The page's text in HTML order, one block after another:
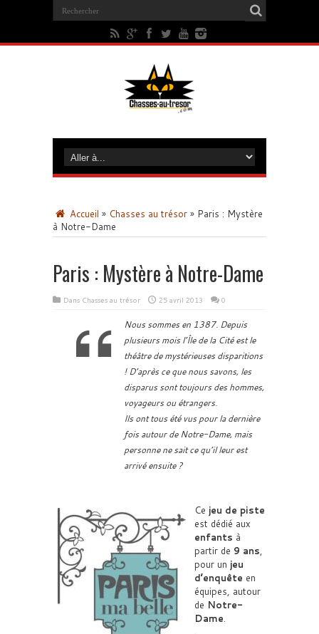
Accueil » Chasses au trésor » Paris : Mystère
à Notre-Dame
Paris : Mystère à Notre-Dame
Dans Chasses au trésor 25 avril 2013 0
Nous sommes en 1387. Depuis
plusieurs mois l’Île de la Cité est le
théâtre de mystérieuses disparitions
! D’après ce que nous savons, les
disparus sont toujours des hommes,
voyageurs ou étrangers.
Ils ont tous été vus pour la dernière
fois autour de Notre-Dame, mais
personne ne sait ce qu’il leur est
arrivé ensuite ?
Ce jeu de piste
est dédié aux
enfants à
partir de 9 ans,
pour un jeu
d’enquête en
équipes, autour
de Notre-
Dame.